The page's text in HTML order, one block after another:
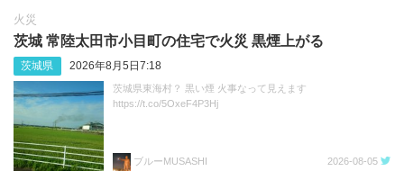
火災
茨城 常陸太田市小目町の住宅で火災 黒煙上がる
茨城県 2026年8月5日7:18
茨城県東海村？ 黒い煙 火事なって見えます
https://t.co/5OxeF4P3Hj
ブルーMUSASHI 2026-08-05